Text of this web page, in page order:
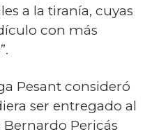
a la tiranía, cuyas
con más
Pesant consideró
ser entregado al
Pericás